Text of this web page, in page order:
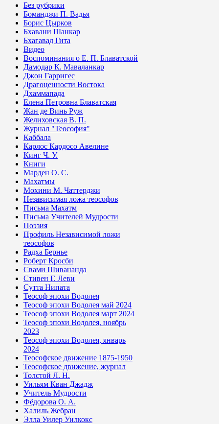
Без рубрики
Боманджи П. Вадья
Борис Цырков
Бхавани Шанкар
Бхагавад Гита
Видео
Воспоминания о Е. П. Блаватской
Дамодар К. Маваланкар
Джон Гарригес
Драгоценности Востока
Дхаммапада
Елена Петровна Блаватская
Жан де Винь Руж
Желиховская В. П.
Журнал "Теософия"
Каббала
Карлос Кардосо Авелине
Кинг Ч. У.
Книги
Марден О. С.
Махатмы
Мохини М. Чаттерджи
Независимая ложа теософов
Письма Махатм
Письма Учителей Мудрости
Поэзия
Профиль Независимой ложи
теософов
Радха Бернье
Роберт Кросби
Свами Шивананда
Стивен Г. Леви
Сутта Нипата
Теософ эпохи Водолея
Теософ эпохи Водолея май 2024
Теософ эпохи Водолея март 2024
Теософ эпохи Водолея, ноябрь
2023
Теософ эпохи Водолея, январь
2024
Теософское движение 1875-1950
Теософское движение, журнал
Толстой Л. Н.
Уильям Кван Джадж
Учитель Мудрости
Фёдорова О. А.
Халиль Жебран
Элла Уилер Уилкокс